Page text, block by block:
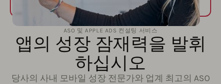
ASO 및 APPLE ADS 컨설팅 서비스
앱의 성장 잠재력을 발휘
하십시오
당사의 사내 모바일 성장 전문가와 업계 최고의 ASO